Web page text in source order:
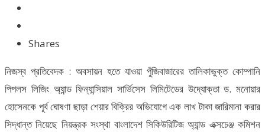
Shares
নিজস্ব প্রতিবেদক : অবসায়ন হতে যাওয়া পুঁজিবাজারের তালিকাভুক্ত কোম্পানি
পিপলস লিজিং অ্যান্ড ফিন্যান্সিয়াল সার্ভিসেস লিমিটেডের উদ্যোক্তা ড. মনোয়ার
হোসেনকে পূর্ব ঘোষণা ছাড়া শেয়ার বিক্রির অভিযোগে এক লাখ টাকা জারিমানা করার
সিদ্ধান্ত নিয়েছে নিয়ন্ত্রক সংস্থা বাংলাদেশ সিকিউরিটিজ অ্যান্ড এক্সচেঞ্জ কমিশন